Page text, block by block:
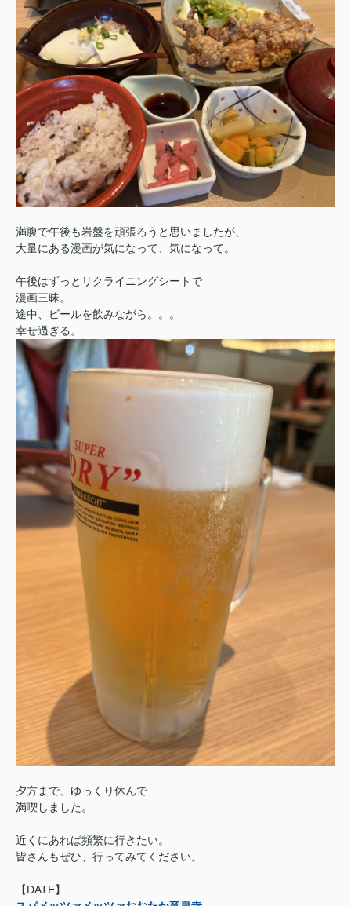
満腹で午後も岩盤を頑張ろうと思いましたが、
大量にある漫画が気になって、気になって。
午後はずっとリクライニングシートで
漫画三昧。
途中、ビールを飲みながら。。。
幸せ過ぎる。
夕方まで、ゆっくり休んで
満喫しました。
近くにあれば頻繁に行きたい。
皆さんもぜひ、行ってみてください。
【DATE】